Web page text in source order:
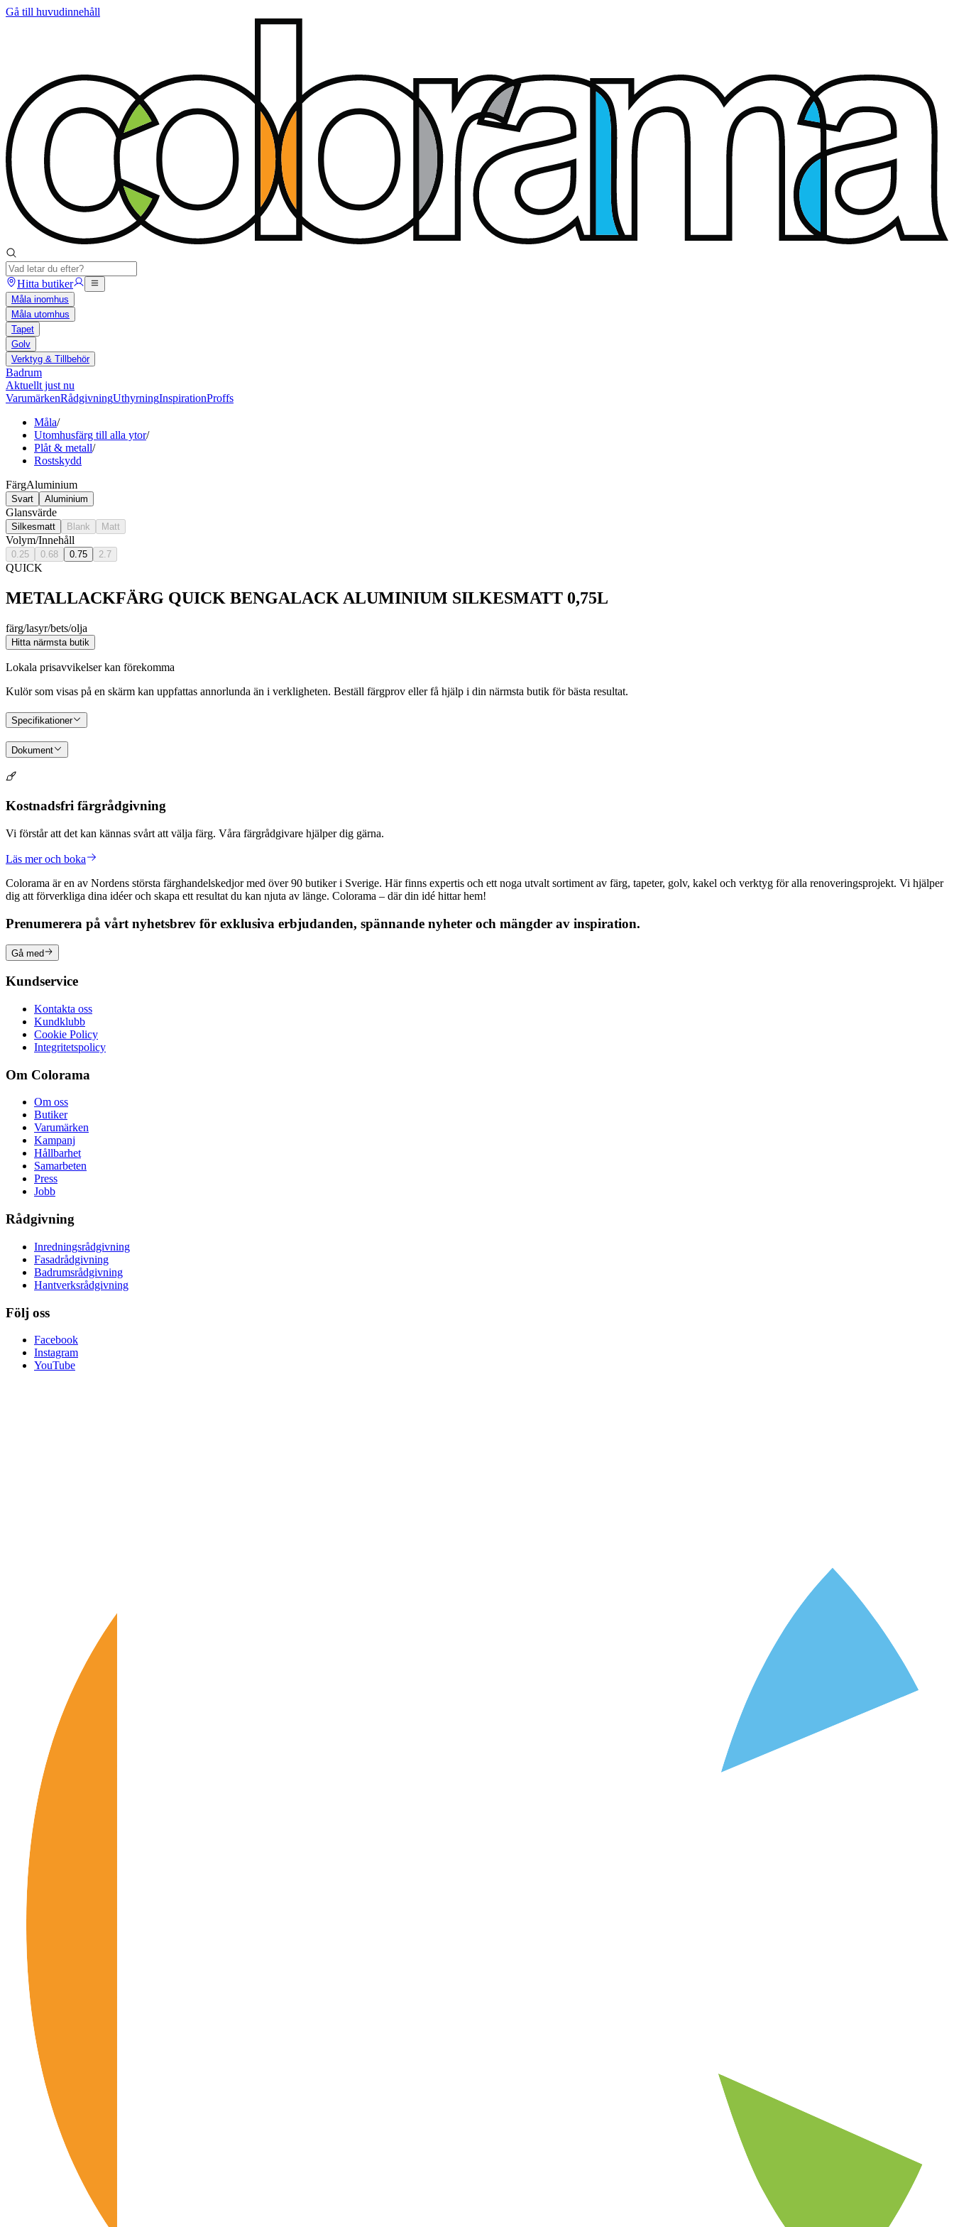
Gå till huvudinnehåll
Hitta butiker
Måla inomhus
Måla utomhus
Tapet
Golv
Verktyg & Tillbehör
Badrum
Aktuellt just nu
VarumärkenRådgivningUthyrningInspirationProffs
Måla/
Utomhusfärg till alla ytor/
Plåt & metall/
Rostskydd
FärgAluminium
Svart Aluminium
Glansvärde
Silkesmatt Blank Matt
Volym/Innehåll
0.25 0.68 0.75 2.7
QUICK
METALLACKFÄRG QUICK BENGALACK ALUMINIUM SILKESMATT 0,75L
färg/lasyr/bets/olja
Hitta närmsta butik
Lokala prisavvikelser kan förekomma
Kulör som visas på en skärm kan uppfattas annorlunda än i verkligheten. Beställ färgprov eller få hjälp i din närmsta butik för bästa resultat.
Specifikationer
Dokument
Kostnadsfri färgrådgivning
Vi förstår att det kan kännas svårt att välja färg. Våra färgrådgivare hjälper dig gärna.
Läs mer och boka
Colorama är en av Nordens största färghandelskedjor med över 90 butiker i Sverige. Här finns expertis och ett noga utvalt sortiment av färg, tapeter, golv, kakel och verktyg för alla renoveringsprojekt. Vi hjälper
dig att förverkliga dina idéer och skapa ett resultat du kan njuta av länge. Colorama – där din idé hittar hem!
Prenumerera på vårt nyhetsbrev för exklusiva erbjudanden, spännande nyheter och mängder av inspiration.
Gå med
Kundservice
Kontakta oss
Kundklubb
Cookie Policy
Integritetspolicy
Om Colorama
Om oss
Butiker
Varumärken
Kampanj
Hållbarhet
Samarbeten
Press
Jobb
Rådgivning
Inredningsrådgivning
Fasadrådgivning
Badrumsrådgivning
Hantverksrådgivning
Följ oss
Facebook
Instagram
YouTube